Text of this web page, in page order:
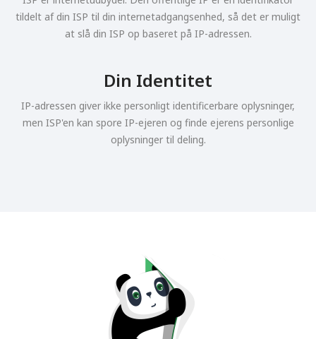
tildelt af din ISP til din internetadgangsenhed, så det er muligt
at slå din ISP op baseret på IP-adressen.
Din Identitet
IP-adressen giver ikke personligt identificerbare oplysninger,
men ISP'en kan spore IP-ejeren og finde ejerens personlige
oplysninger til deling.